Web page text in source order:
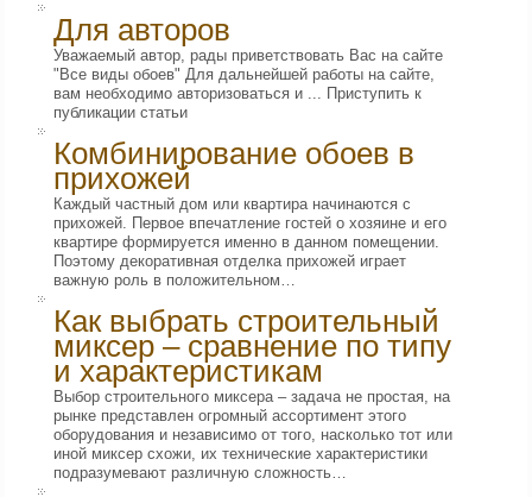
Для авторов
Уважаемый автор, рады приветствовать Вас на сайте
"Все виды обоев" Для дальнейшей работы на сайте,
вам необходимо авторизоваться и ... Приступить к
публикации статьи
Комбинирование обоев в
прихожей
Каждый частный дом или квартира начинаются с
прихожей. Первое впечатление гостей о хозяине и его
квартире формируется именно в данном помещении.
Поэтому декоративная отделка прихожей играет
важную роль в положительном…
Как выбрать строительный
миксер – сравнение по типу
и характеристикам
Выбор строительного миксера – задача не простая, на
рынке представлен огромный ассортимент этого
оборудования и независимо от того, насколько тот или
иной миксер схожи, их технические характеристики
подразумевают различную сложность…